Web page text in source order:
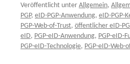
Veröffentlicht unter Allgemein,
PGP, eID-PGP-Anwendung, eID-PGP-
PGP-Web-of-Trust, öffentlicher eID-
eID, PGP-eID-Anwendung, PGP-eID-
PGP-eID-Technologie, PGP-eID-Web-